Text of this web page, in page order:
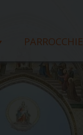
PARROCCHIE